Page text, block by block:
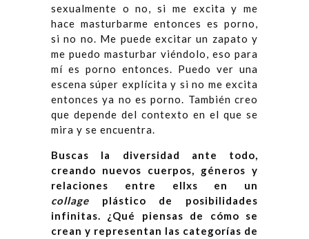
sexualmente o no, si me excita y me
hace masturbarme entonces es porno,
si no no. Me puede excitar un zapato y
me puedo masturbar viéndolo, eso para
mí es porno entonces. Puedo ver una
escena súper explícita y si no me excita
entonces ya no es porno. También creo
que depende del contexto en el que se
mira y se encuentra.
Buscas la diversidad ante todo,
creando nuevos cuerpos, géneros y
relaciones entre ellxs en un
collage plástico de posibilidades
infinitas. ¿Qué piensas de cómo se
crean y representan las categorías de